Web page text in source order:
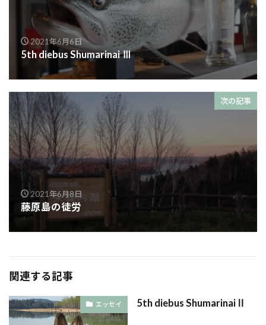
2021年6月6日
5th diebus Shumarinai Ⅲ
次の記事
2021年6月8日
藤原島の徒労
関連する記事
エッセイ 5th diebus ShumarinaiⅡ